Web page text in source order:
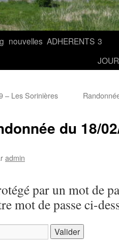
nouvelles ADHERENTS 3
– Les Sorinières
du 18/
admin
par un mot de
mot de passe ci-